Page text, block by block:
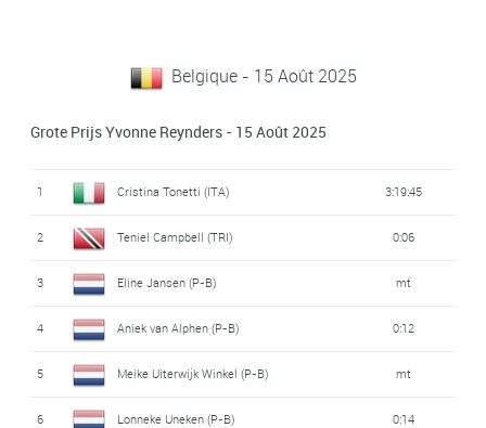
Belgique - 15 Août 2025
Grote Prijs Yvonne Reynders - 15 Août 2025
1 Cristina Tonetti (ITA) 3:19:45
2 Teniel Campbell (TRI) 0:06
3 Eline Jansen (P-B) mt
4 Aniek van Alphen (P-B) 0:12
5 Meike Uiterwijk Winkel (P-B) mt
6 Lonneke Uneken (P-B) 0:14